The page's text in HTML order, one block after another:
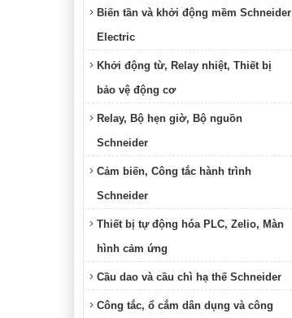
Biến tần và khởi động mềm Schneider
Electric
Khởi động từ, Relay nhiệt, Thiết bị
bảo vệ động cơ
Relay, Bộ hẹn giờ, Bộ nguồn
Schneider
Cảm biến, Công tắc hành trình
Schneider
Thiết bị tự động hóa PLC, Zelio, Màn
hình cảm ứng
Cầu dao và cầu chì hạ thế Schneider
Công tắc, ổ cắm dân dụng và công